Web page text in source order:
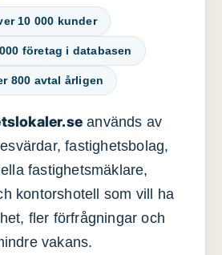
10 000 kunder
företag i databasen
800 avtal årligen
används av
fastighetsbolag,
fastighetsmäklare,
kontorshotell som vill ha
fler förfrågningar och
vakans.